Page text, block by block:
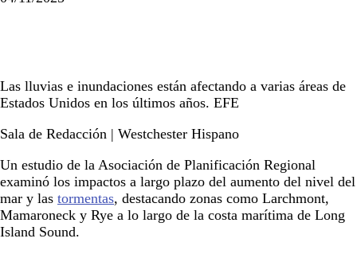
Las lluvias e inundaciones están afectando a varias áreas de
Estados Unidos en los últimos años. EFE
Sala de Redacción | Westchester Hispano
Un estudio de la Asociación de Planificación Regional
examinó los impactos a largo plazo del aumento del nivel del
mar y las tormentas, destacando zonas como Larchmont,
Mamaroneck y Rye a lo largo de la costa marítima de Long
Island Sound.